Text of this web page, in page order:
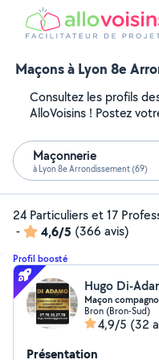
Maçons à Lyon 8e
Consultez les profils
AlloVoisins ! Postez
Maçonnerie
à Lyon 8e Arrondissement (69)
24 Particuliers et 17
-
4,6/5 (366 avis)
Profil boosté
Hugo Di-
Maçon
Bron (Bron-Sud)
4,9/5 (32
Présentation